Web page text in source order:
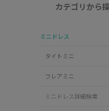
カテゴリから
ミニドレス
タイトミニ
フレアミニ
ミニドレス詳細検索